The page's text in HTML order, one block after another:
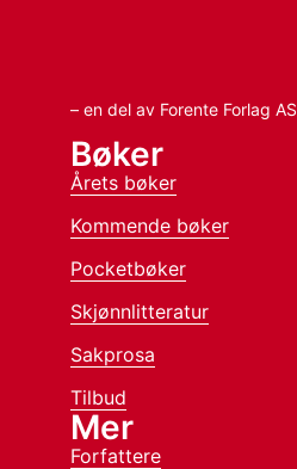
– en del av Forente Forlag AS
Bøker
Årets bøker
Kommende bøker
Pocketbøker
Skjønnlitteratur
Sakprosa
Tilbud
Mer
Forfattere